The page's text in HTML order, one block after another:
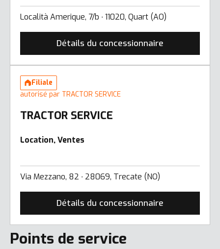
Località Amerique, 7/b ∙ 11020, Quart (AO)
Détails du concessionnaire
Filiale
autorisé par TRACTOR SERVICE
TRACTOR SERVICE
Location, Ventes
Via Mezzano, 82 ∙ 28069, Trecate (NO)
Détails du concessionnaire
Points de service